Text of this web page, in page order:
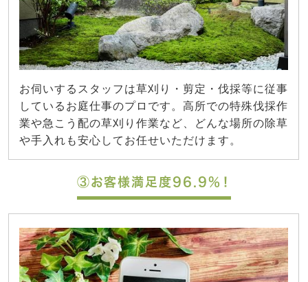
お伺いするスタッフは草刈り・剪定・伐採等に従事
しているお庭仕事のプロです。高所での特殊伐採作
業や急こう配の草刈り作業など、どんな場所の除草
や手入れも安心してお任せいただけます。
③お客様満足度96.9%！